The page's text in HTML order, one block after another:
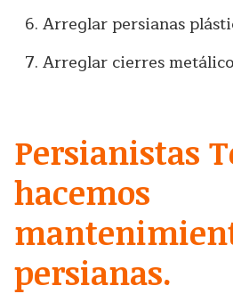
Arreglar persianas
Arreglar cierres
Persianistas
hacemos
persianas.